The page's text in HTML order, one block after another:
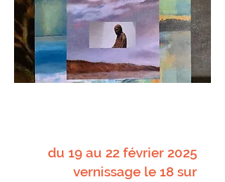
du 19 au 22 février 2025
vernissage le 18 sur